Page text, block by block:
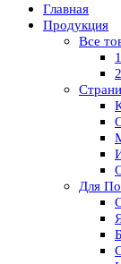
Главная
Продукция
Все
Для